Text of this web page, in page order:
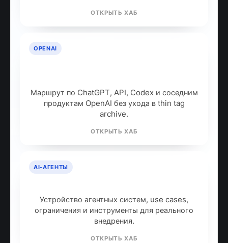
ОТКРЫТЬ ХАБ
OPENAI
Маршрут по ChatGPT, API, Codex и соседним
продуктам OpenAI без ухода в thin tag
archive.
ОТКРЫТЬ ХАБ
AI-АГЕНТЫ
Устройство агентных систем, use cases,
ограничения и инструменты для реального
внедрения.
ОТКРЫТЬ ХАБ